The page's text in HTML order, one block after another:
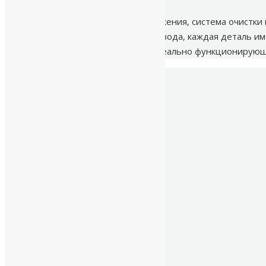
Обустройство системы водоснабжения, система
скважины до прокладки трубопровода, каждая деталь
Действительно, какой смысл в идеально